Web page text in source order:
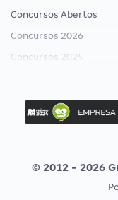
Concursos Abertos
Concursos 2026
Concursos 2025
Concurso Nacional
Concurso Ibama
Concurso MPU
Editais publicados
CONCURSOS POR
© 2012 - 2026